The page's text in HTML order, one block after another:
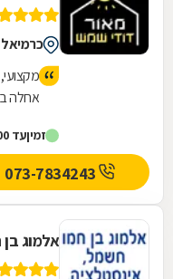
כרמיאל
אחלה
זמיןעד 20:00
אלמוג בן